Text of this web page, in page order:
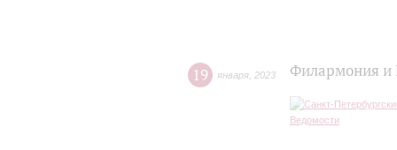
19 января 2023 Филармония и